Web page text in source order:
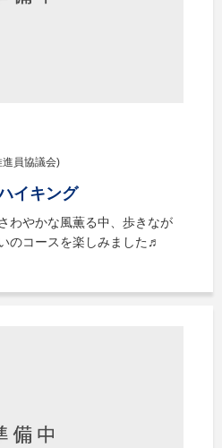
員協議会)
イキング
わやかな風薫る中、歩きなが
のコースを楽しみました♬